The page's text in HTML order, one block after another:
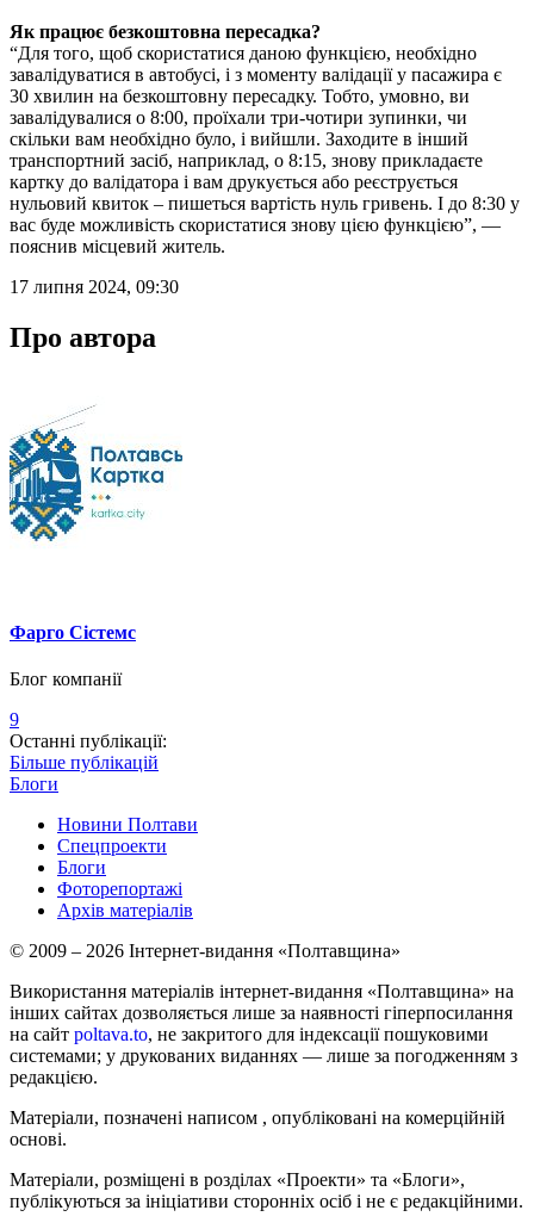
Як працює безкоштовна пересадка?
“Для того, щоб скористатися даною функцією, необхідно
завалідуватися в автобусі, і з моменту валідації у пасажира є
30 хвилин на безкоштовну пересадку. Тобто, умовно, ви
завалідувалися о 8:00, проїхали три-чотири зупинки, чи
скільки вам необхідно було, і вийшли. Заходите в інший
транспортний засіб, наприклад, о 8:15, знову прикладаєте
картку до валідатора і вам друкується або реєструється
нульовий квиток – пишеться вартість нуль гривень. І до 8:30 у
вас буде можливість скористатися знову цією функцією”, —
пояснив місцевий житель.
17 липня 2024, 09:30
Про автора
Фарго Сістемс
Блог компанії
9
Останні публікації:
Більше публікацій
Блоги
Новини Полтави
Спецпроекти
Блоги
Фоторепортажі
Архів матеріалів
© 2009 – 2026 Інтернет-видання «Полтавщина»
Використання матеріалів інтернет-видання «Полтавщина» на
інших сайтах дозволяється лише за наявності гіперпосилання
на сайт poltava.to, не закритого для індексації пошуковими
системами; у друкованих виданнях — лише за погодженням з
редакцією.
Матеріали, позначені написом , опубліковані на комерційній
основі.
Матеріали, розміщені в розділах «Проекти» та «Блоги»,
публікуються за ініціативи сторонніх осіб і не є редакційними.